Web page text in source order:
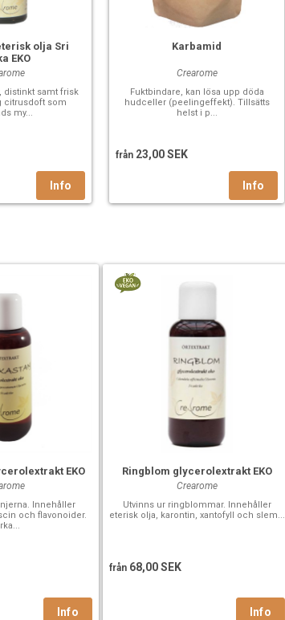
olja Sri
EKO
distinkt samt frisk
citrusdoft som
my...
Karbamid
Crearome
Fuktbindare, kan lösa upp döda
hudceller (peelingeffekt). Tillsätts
helst i p...
från 23,00 SEK
EKO
Innehåller
och flavonoider.
Ringblom glycerolextrakt EKO
Crearome
Utvinns ur ringblommar. Innehåller
eterisk olja, karontin, xantofyll och slem...
från 68,00 SEK